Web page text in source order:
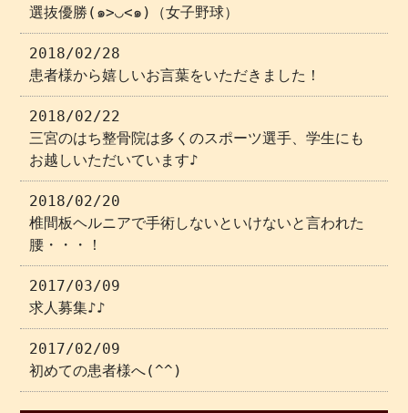
選抜優勝(๑>◡<๑)（女子野球）
2018/02/28
患者様から嬉しいお言葉をいただきました！
2018/02/22
三宮のはち整骨院は多くのスポーツ選手、学生にも
お越しいただいています♪
2018/02/20
椎間板ヘルニアで手術しないといけないと言われた
腰・・・！
2017/03/09
求人募集♪♪
2017/02/09
初めての患者様へ(^^)